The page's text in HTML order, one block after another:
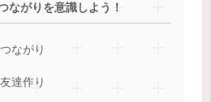
ながりを意識しよう！
ながり
達作り